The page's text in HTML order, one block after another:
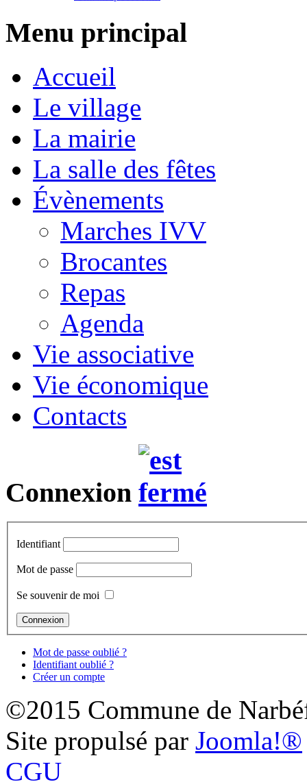
Menu principal
Accueil
Le village
La mairie
La salle des fêtes
Évènements
Marches IVV
Brocantes
Repas
Agenda
Vie associative
Vie économique
Contacts
Connexion
Identifiant
Mot de passe
Se souvenir de moi
Mot de passe oublié ?
Identifiant oublié ?
Créer un compte
©2015 Commune de
Site propulsé par Joomla!®
CGU